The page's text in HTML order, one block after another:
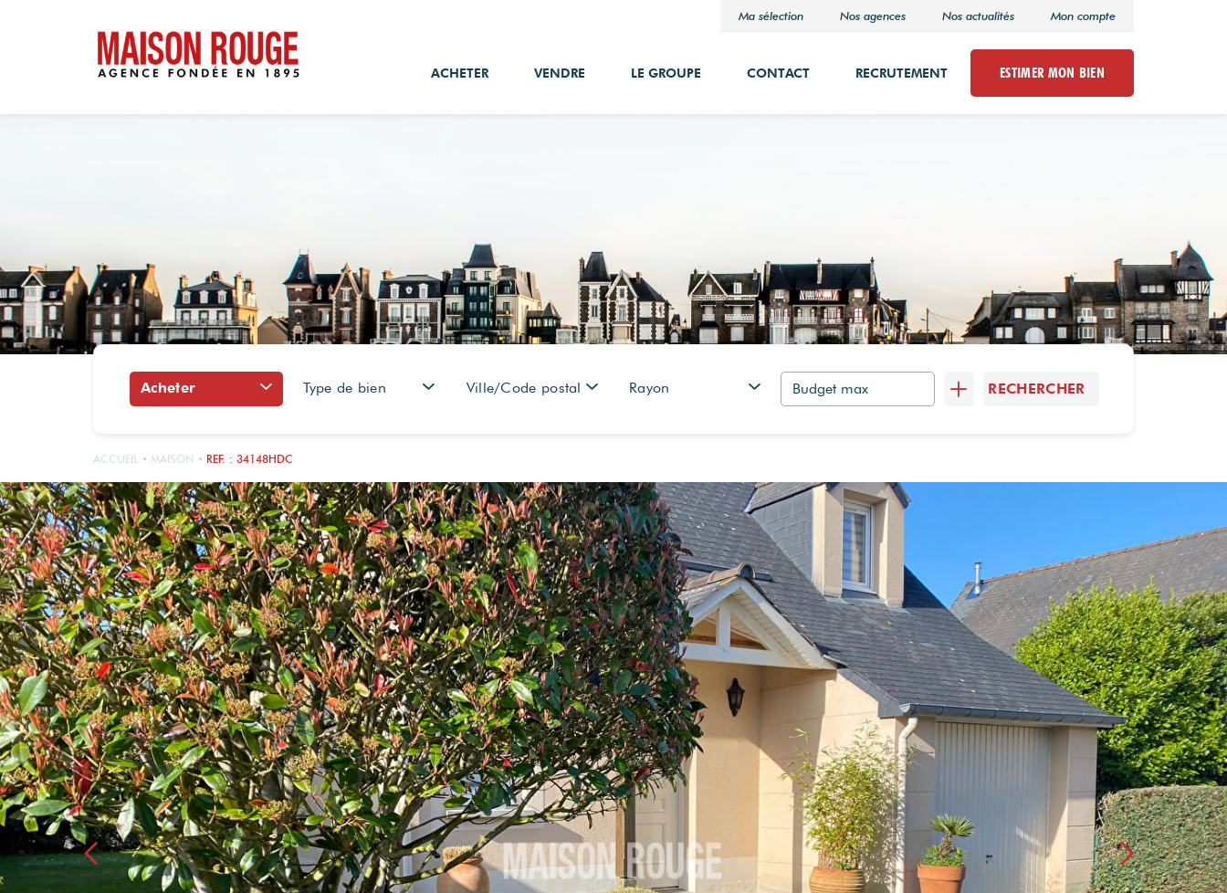
Ma sélection Nos agences Nos actualités Mon compte
ACHETER VENDRE LE GROUPE CONTACT RECRUTEMENT ESTIMER MON BIEN
Acheter Type de bien Ville/Code postal Rayon RECHERCHER
ACCUEIL MAISON REF. : 34148HDC